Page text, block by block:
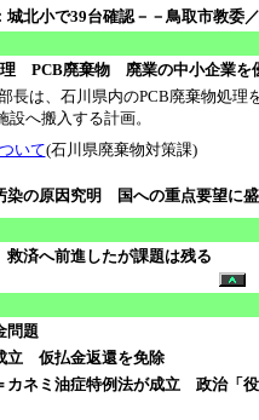
城北小で39台確認－－鳥取市教委
理 PCB廃棄物 廃業の中小企業を
は、石川県内のPCB廃棄物処理
へ搬入する計画。
いて(石川県廃棄物対策課)
染の原因究明 国への重点要望に
済へ前進したが課題は残る
問題
立 仮払金返還を免除
カネミ油症特例法が成立 政治